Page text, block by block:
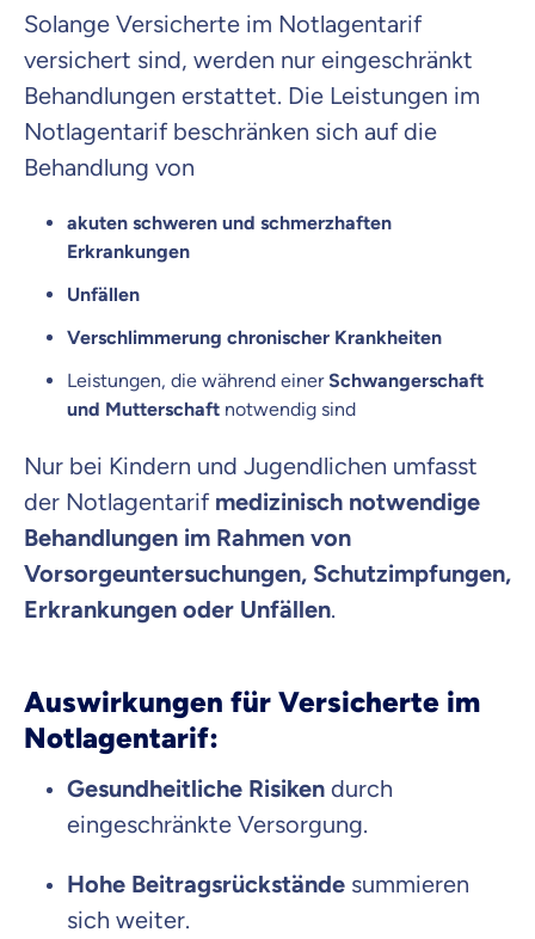
Solange Versicherte im Notlagentarif
versichert sind, werden nur eingeschränkt
Behandlungen erstattet. Die Leistungen im
Notlagentarif beschränken sich auf die
Behandlung von
akuten schweren und schmerzhaften
Erkrankungen
Unfällen
Verschlimmerung chronischer Krankheiten
Leistungen, die während einerSchwangerschaft
und Mutterschaft notwendig sind
Nur bei Kindern und Jugendlichen umfasst
der Notlagentarif medizinisch notwendige
Behandlungen im Rahmen von
Vorsorgeuntersuchungen, Schutzimpfungen,
Erkrankungen oder Unfällen.
Auswirkungen für Versicherte im
Notlagentarif:
Gesundheitliche Risiken durch
eingeschränkte Versorgung.
Hohe Beitragsrückstände summieren
sich weiter.